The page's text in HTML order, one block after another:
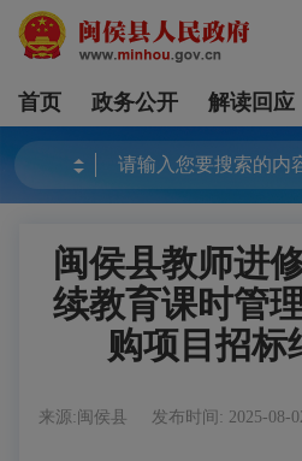
首页 政务公开 解读回应
闽侯县教师进
续教育课时管
购项目招标
来源:闽侯县 发布时间: 2025-08-